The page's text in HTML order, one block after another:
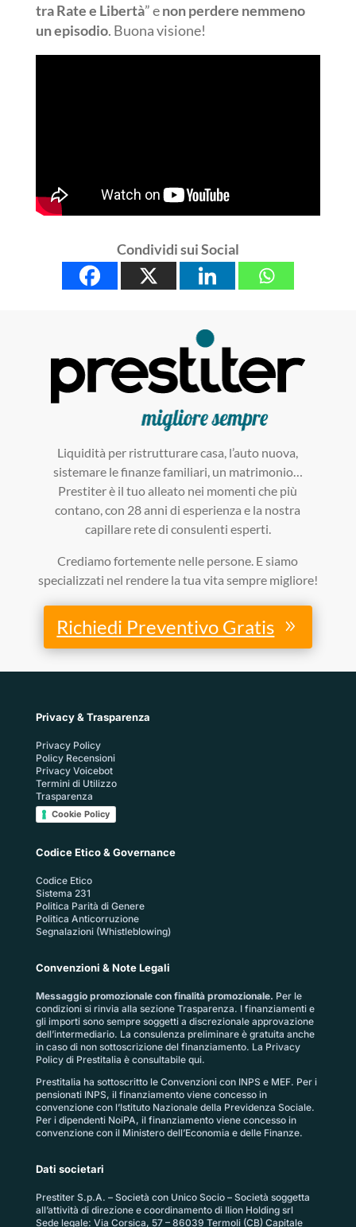
tra Rate e Libertà” enon perdere nemmeno
un episodio. Buona visione!
Condividi sui Social
Liquidità per ristrutturare casa, l’auto nuova,
sistemare le finanze familiari, un matrimonio…
Prestiter è il tuo alleato nei momenti che più
contano, con 28 anni di esperienza e la nostra
capillare rete di consulenti esperti.
Crediamo fortemente nelle persone. E siamo
specializzati nel rendere la tua vita sempre migliore!
Richiedi Preventivo Gratis
Privacy & Trasparenza
Privacy Policy
Policy Recensioni
Privacy Voicebot
Termini di Utilizzo
Trasparenza
Cookie Policy
Codice Etico & Governance
Codice Etico
Sistema 231
Politica Parità di Genere
Politica Anticorruzione
Segnalazioni (Whistleblowing)
Convenzioni & Note Legali
Messaggio promozionale con finalità promozionale. Per le
condizioni si rinvia alla sezione Trasparenza. I finanziamenti e
gli importi sono sempre soggetti a discrezionale approvazione
dell’intermediario. La consulenza preliminare è gratuita anche
in caso di non sottoscrizione del finanziamento. La Privacy
Policy di Prestitalia è consultabile qui.
Prestitalia ha sottoscritto le Convenzioni con INPS e MEF. Per i
pensionati INPS, il finanziamento viene concesso in
convenzione con l’Istituto Nazionale della Previdenza Sociale.
Per i dipendenti NoiPA, il finanziamento viene concesso in
convenzione con il Ministero dell’Economia e delle Finanze.
Dati societari
Prestiter S.p.A. – Società con Unico Socio – Società soggetta
all’attività di direzione e coordinamento di Ilion Holding srl
Sede legale: Via Corsica, 57 – 86039 Termoli (CB) Capitale